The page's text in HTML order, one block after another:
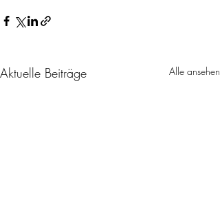
Aktuelle Beiträge Alle ansehen